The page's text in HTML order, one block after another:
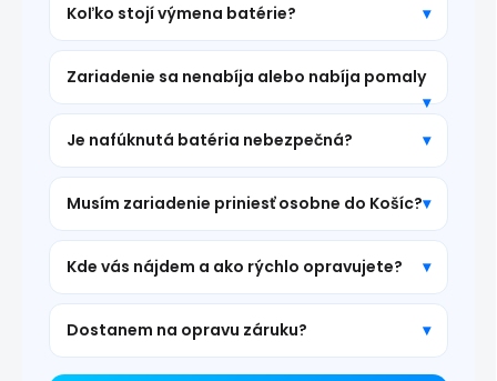
Koľko stojí výmena batérie?
Zariadenie sa nenabíja alebo nabíja pomaly
Je nafúknutá batéria nebezpečná?
Musím zariadenie priniesť osobne do Košíc?
Kde vás nájdem a ako rýchlo opravujete?
Dostanem na opravu záruku?